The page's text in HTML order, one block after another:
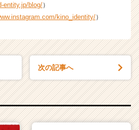
entity.jp/blog/）
kino_identity/）
次の記事へ